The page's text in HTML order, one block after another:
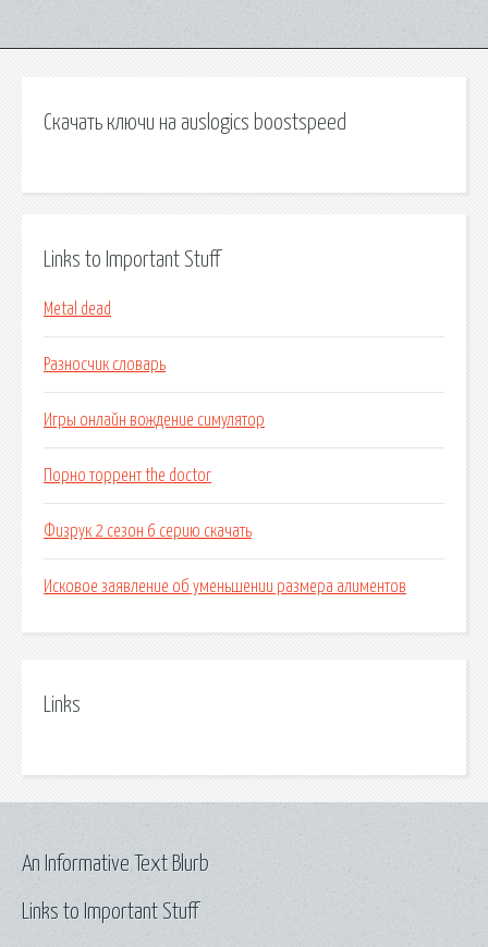
Скачать ключи на auslogics boostspeed
Links to Important Stuff
Metal dead
Разносчик словарь
Игры онлайн вождение симулятор
Порно торрент the doctor
Физрук 2 сезон 6 серию скачать
Исковое заявление об уменьшении размера алиментов
Links
Links to Important Stuff
An Informative Text Blurb